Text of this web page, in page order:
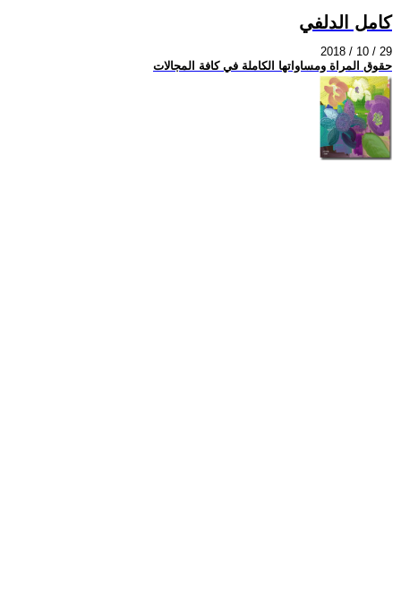
كامل الدلفي
2018 / 10 / 29
حقوق المراة ومساواتها الكاملة في كافة المجالات